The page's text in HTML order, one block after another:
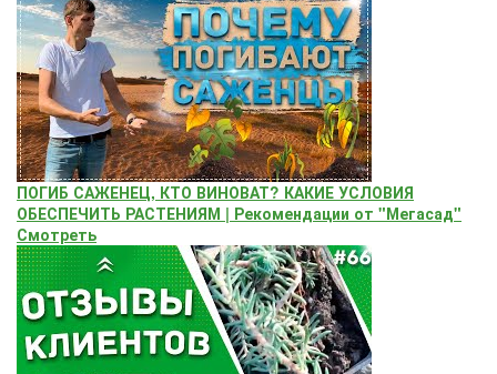
ПОГИБ САЖЕНЕЦ, КТО ВИНОВАТ? КАКИЕ УСЛОВИЯ
ОБЕСПЕЧИТЬ РАСТЕНИЯМ | Рекомендации от "Мегасад"
Смотреть